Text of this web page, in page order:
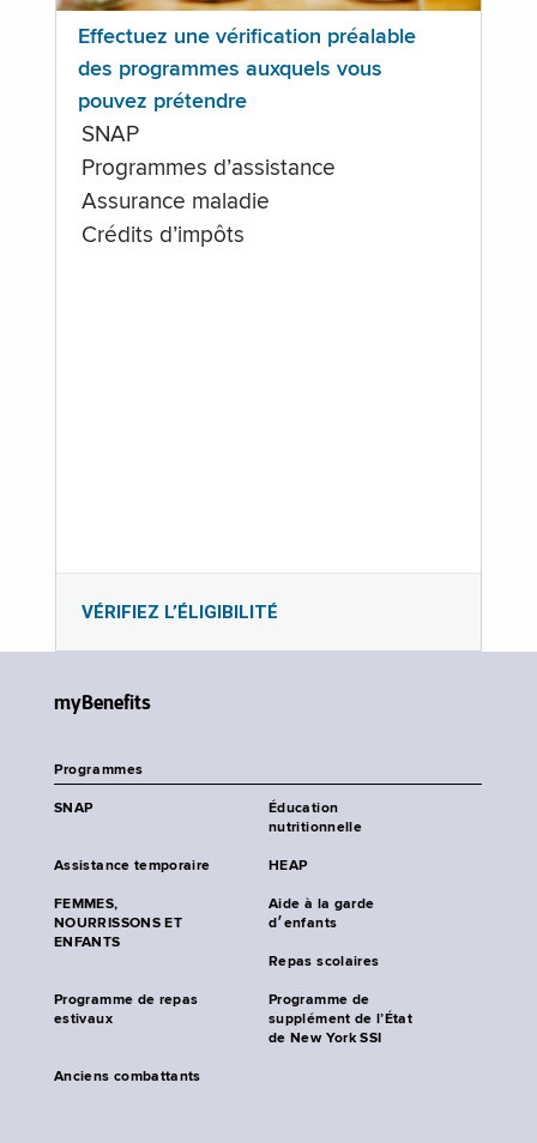
Effectuez une vérification préalable
des programmes auxquels vous
pouvez prétendre
SNAP
Programmes d’assistance
Assurance maladie
Crédits d’impôts
VÉRIFIEZ L’ÉLIGIBILITÉ
myBenefits
Programmes
SNAP
Éducation
nutritionnelle
Assistance temporaire HEAP
FEMMES,
NOURRISSONS ET
ENFANTS
Aide à la garde
d׳enfants
Repas scolaires
Programme de repas
estivaux
Programme de
supplément de l’État
de New York SSI
Anciens combattants